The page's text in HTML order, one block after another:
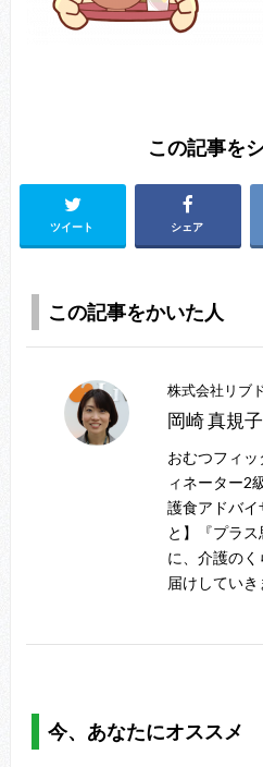
この記事を
ツイート シェア
この記事をかいた人
株式会社リブ
岡崎 真規子
おむつフィ
ィネーター2
護食アドバイ
と】『プラ
に、介護の
届けしていき
今、あなたにオススメ